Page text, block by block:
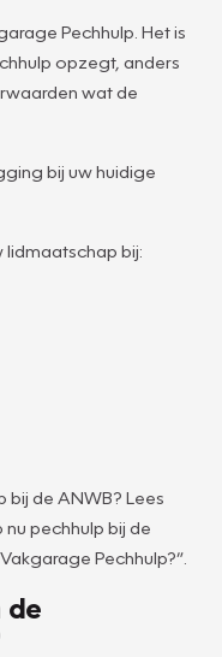
Pechhulp. Het is
opzegt, anders
wat de
bij uw huidige
bij:
bij de ANWB? Lees
pechhulp bij de
Pechhulp?”.
de